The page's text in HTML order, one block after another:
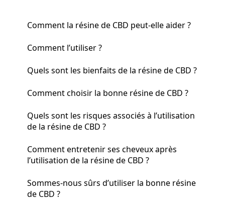
Comment la résine de CBD peut-elle aider ?
Comment l’utiliser ?
Quels sont les bienfaits de la résine de CBD ?
Comment choisir la bonne résine de CBD ?
Quels sont les risques associés à l’utilisation
de la résine de CBD ?
Comment entretenir ses cheveux après
l’utilisation de la résine de CBD ?
Sommes-nous sûrs d’utiliser la bonne résine
de CBD ?